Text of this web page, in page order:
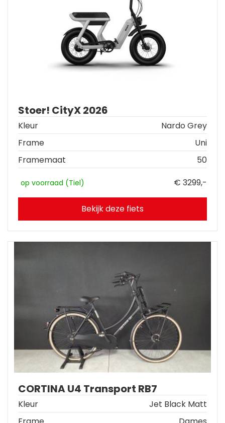
Stoer! CityX 2026
Kleur
Nardo Grey
Frame
Uni
Framemaat
50
op voorraad (Tiel) € 3299,-
Bekijk deze fiets
CORTINA U4 Transport RB7
Kleur
Jet Black Matt